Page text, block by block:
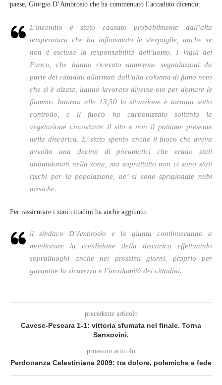
paese, Giorgio D’Ambrosio che ha commentato l’accaduto dicendo:
L’incendio è stato causato probabilmente dall’alta
temperatura che ha infiammato le sterpaglie, anche se
non è esclusa la responsabilità dell’uomo. I Vigili del
Fuoco, che hanno ricevuto numerose segnalazioni da
parte dei cittadini allarmati dall’alta colonna di fumo nero
che si è alzata, hanno lavorato diverse ore per domare le
fiamme. Intorno alle 13,50 la situazione è tornata sotto
controllo, e il fuoco ha carbonizzato soltanto la
vegetazione circostante il sito e non il pattume presente
nella discarica. E’ stato spento anche il fuoco che aveva
avvolto una decina di pneumatici che erano stati
abbandonati nella zona, ma soprattutto non ci sono stati
rischi per la popolazione, ne’ si sono sprigionate nubi
tossiche.
Per rassicurare i suoi cittadini ha anche aggiunto:
il sindaco D’Ambrosio e la giunta continueranno a
monitorare la condizione della discarica effettuando
sopralluoghi anche nei prossimi giorni, proprio per
garantire la sicurezza e l’incolumità dei cittadini.
precedente articolo
Cavese-Pescara 1-1: vittoria sfumata nel finale. Torna
Sansovini.
prossimo articolo
Perdonanza Celestiniana 2009: tra dolore, polemiche e fede